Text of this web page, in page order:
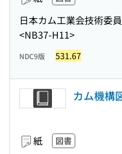
日本カム工業会技術委
<NB37-H11>
NDC9版 531.67
カム機構
紙 図書